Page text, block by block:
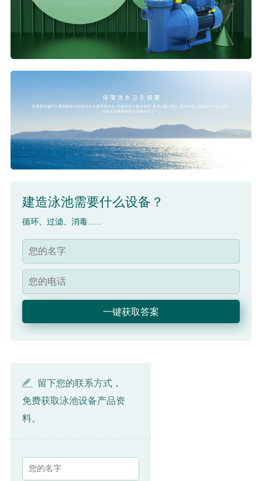
建造泳池需要什么设备？
循环、过滤、消毒......
留下您的联系方式，
免费获取泳池设备产品资
料。